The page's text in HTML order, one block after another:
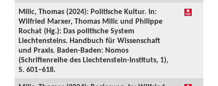
Milic, Thomas (2024): Politische Kultur. In:
Wilfried Marxer, Thomas Milic und Philippe
Rochat (Hg.): Das politische System
Liechtensteins. Handbuch für Wissenschaft
und Praxis. Baden-Baden: Nomos
(Schriftenreihe des Liechtenstein-Instituts, 1),
S. 601–618.